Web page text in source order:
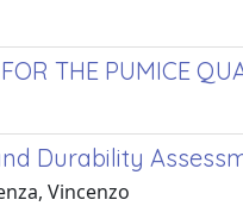
THE PUMICE
Durability
Vincenzo